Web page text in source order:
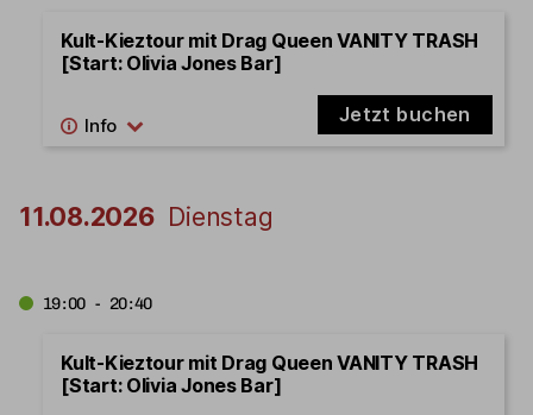
Kult-Kieztour mit Drag Queen VANITY TRASH
[Start: Olivia Jones Bar]
Jetzt buchen
11.08.2026 Dienstag
19:00 - 20:40
Kult-Kieztour mit Drag Queen VANITY TRASH
[Start: Olivia Jones Bar]